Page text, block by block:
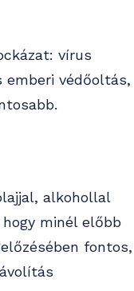
vírus
emberi védőoltás,
alkohollal
minél előbb
fontos,